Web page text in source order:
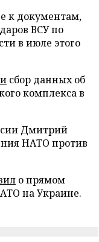
к документам,
ВСУ по
в июле этого
сбор данных об
комплекса в
Дмитрий
НАТО против
о прямом
на Украине.